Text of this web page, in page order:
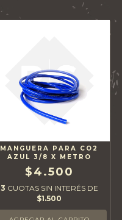
MANGUERA PARA CO2
AZUL 3/8 X METRO
$4.500
3 CUOTAS SIN INTERÉS DE
$1.500